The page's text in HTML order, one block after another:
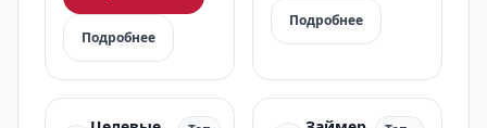
Подробнее
Подробнее